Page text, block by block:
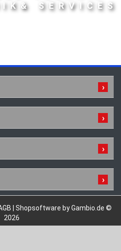
SERVICES
Shopsoftware by Gambio.de ©
2026